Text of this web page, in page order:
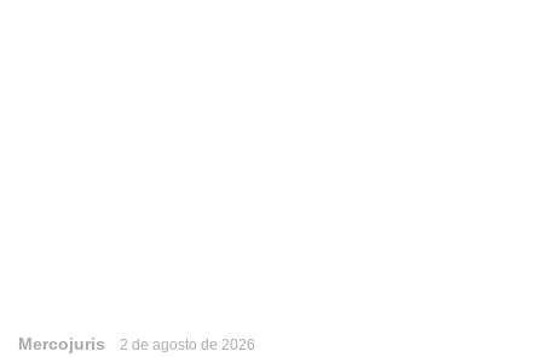
Mercojuris 2 de agosto de 2026